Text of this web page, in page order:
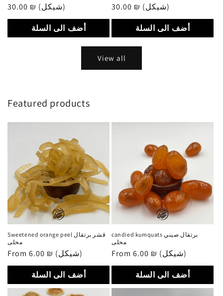
Regular
price
30.00 ₪ (شيكل)
أضف الى السلة
Regular
price
30.00 ₪ (شيكل)
أضف الى السلة
View all
Featured products
Sweetened orange peel قشر برتقال
محلى
Regular
price
From 6.00 ₪ (شيكل)
أضف الى السلة
candied kumquats برتقال صيني
محلى
Regular
price
From 6.00 ₪ (شيكل)
أضف الى السلة